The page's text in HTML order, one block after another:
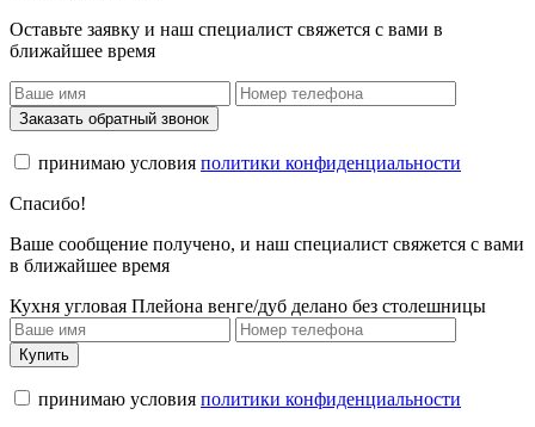
Оставьте заявку и наш специалист свяжется с вами в
ближайшее время
Заказать обратный звонок
принимаю условия политики конфиденциальности
Спасибо!
Ваше сообщение получено, и наш специалист свяжется с вами
в ближайшее время
Кухня угловая Плейона венге/дуб делано без столешницы
Купить
принимаю условия политики конфиденциальности